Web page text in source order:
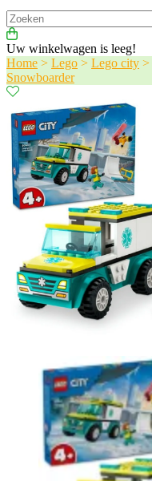
Uw winkelwagen is leeg!
Home > Lego > Lego city >
Snowboarder